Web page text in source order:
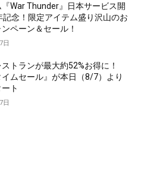
『War Thunder』日本サービス開
記念！限定アイテム盛り沢山のお
ペーン＆セール！
日
トランが最大約52%お得に！
イムセール』が本日（8/7）より
ト
日